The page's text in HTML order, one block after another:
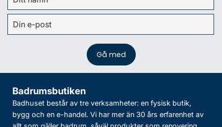
Badrumsbutiken
Badhuset består av tre verksamheter: en fysisk butik,
bygg och en e-handel. Vi har mer än 30 års erfarenhet av